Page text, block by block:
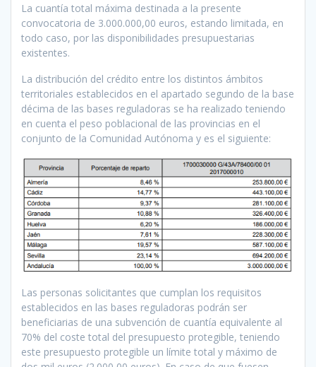
La cuantía total máxima destinada a la presente
convocatoria de 3.000.000,00 euros, estando limitada, en
todo caso, por las disponibilidades presupuestarias
existentes.
La distribución del crédito entre los distintos ámbitos
territoriales establecidos en el apartado segundo de la base
décima de las bases reguladoras se ha realizado teniendo
en cuenta el peso poblacional de las provincias en el
conjunto de la Comunidad Autónoma y es el siguiente:
Las personas solicitantes que cumplan los requisitos
establecidos en las bases reguladoras podrán ser
beneficiarias de una subvención de cuantía equivalente al
70% del coste total del presupuesto protegible, teniendo
este presupuesto protegible un límite total y máximo de